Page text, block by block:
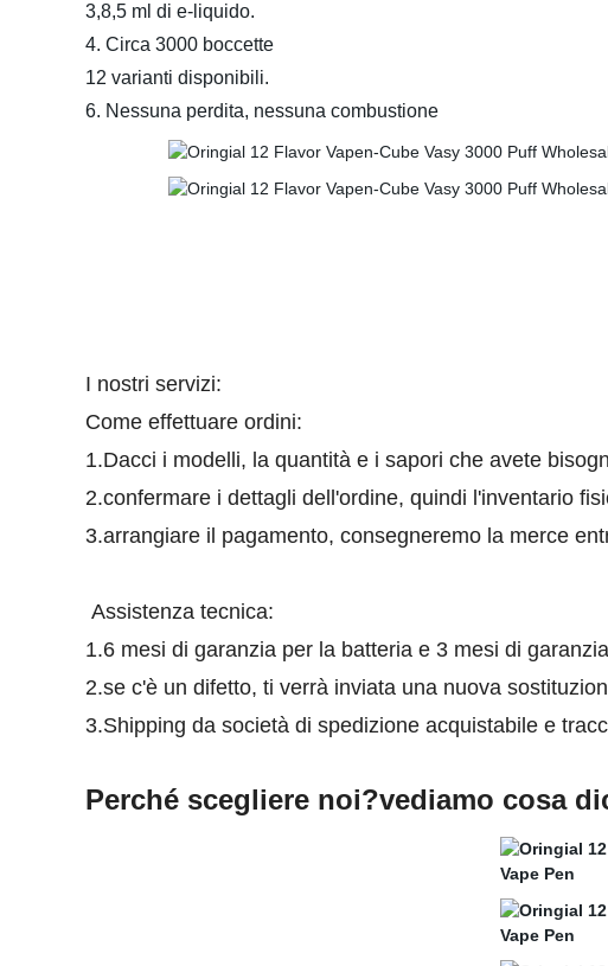
3,8,5 ml di e-liquido.
4. Circa 3000 boccette
12 varianti disponibili.
6. Nessuna perdita, nessuna combustione
I nostri servizi:
Come effettuare ordini:
1.Dacci i modelli, la quantità e i sapori che avete
2.confermare i dettagli dell'ordine, quindi l'inventario
3.arrangiare il pagamento, consegneremo la merce
Assistenza tecnica:
1.6 mesi di garanzia per la batteria e 3 mesi di
2.se c'è un difetto, ti verrà inviata una nuova
3.Shipping da società di spedizione acquistabile e
Perché scegliere noi?vediamo cosa